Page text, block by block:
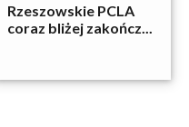
Rzeszowskie PCLA
coraz bliżej zakończ...